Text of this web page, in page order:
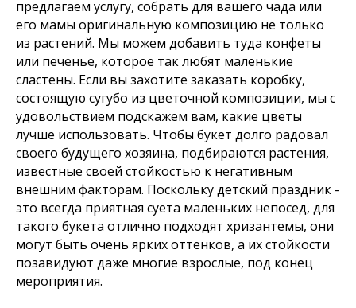
предлагаем услугу, собрать для вашего чада или
его мамы оригинальную композицию не только
из растений. Мы можем добавить туда конфеты
или печенье, которое так любят маленькие
сластены. Если вы захотите заказать коробку,
состоящую сугубо из цветочной композиции, мы с
удовольствием подскажем вам, какие цветы
лучше использовать. Чтобы букет долго радовал
своего будущего хозяина, подбираются растения,
известные своей стойкостью к негативным
внешним факторам. Поскольку детский праздник -
это всегда приятная суета маленьких непосед, для
такого букета отлично подходят хризантемы, они
могут быть очень ярких оттенков, а их стойкости
позавидуют даже многие взрослые, под конец
мероприятия.